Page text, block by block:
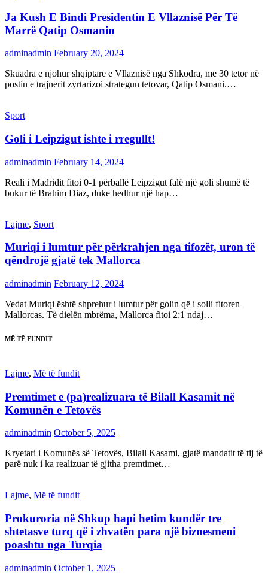
Ja Kush E Bindi Presidentin E Vllaznisë Për Të
Marrë Qatip Osmanin
adminadmin February 20, 2024
Skuadra e njohur shqiptare e Vllaznisë nga Shkodra, me 30 tetor në
postin e trajnerit zyrtarizoi strategun tetovar, Qatip Osmani.…
Sport
Goli i Leipzigut ishte i rregullt!
adminadmin February 14, 2024
Reali i Madridit fitoi 0-1 përballë Leipzigut falë një goli shumë të
bukur të Brahim Diaz, duke hedhur një hap…
Lajme, Sport
Muriqi i lumtur për përkrahjen nga tifozët, uron të
qëndrojë gjatë tek Mallorca
adminadmin February 12, 2024
Vedat Muriqi është shprehur i lumtur për golin që i solli fitoren
Mallorcas. Të dielën mbrëma, Mallorca fitoi 2:1 ndaj…
MË TË FUNDIT
Lajme, Më të fundit
Premtimet e (pa)realizuara të Bilall Kasamit në
Komunën e Tetovës
adminadmin October 5, 2025
Kryetari i Komunës së Tetovës, Bilall Kasami, gjatë mandatit të tij të
parë nuk i ka realizuar të gjitha premtimet…
Lajme, Më të fundit
Prokuroria në Shkup hapi hetim kundër tre
shtetasve turq që i zhvatën para një biznesmeni
poashtu nga Turqia
adminadmin October 1, 2025